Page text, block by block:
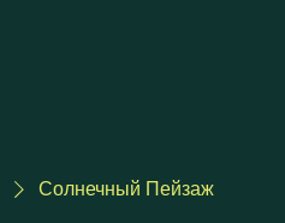
Солнечный Пейзаж